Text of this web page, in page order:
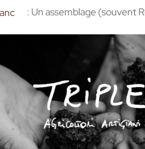
: Un assemblage (souvent